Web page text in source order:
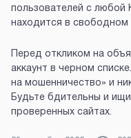
пользователей с любой
находится в свободном
Перед откликом на
аккаунт в черном
на мошенничество» и
Будьте бдительны и
проверенных сайтах.